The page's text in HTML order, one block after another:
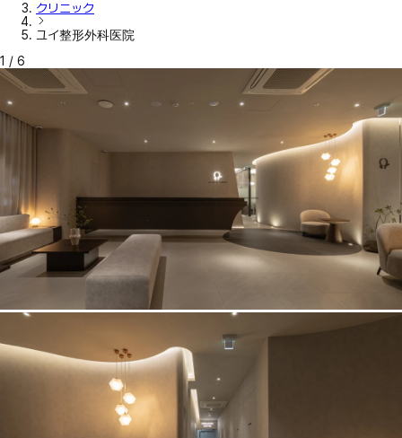
クリニック
ユイ整形外科医院
1 / 6